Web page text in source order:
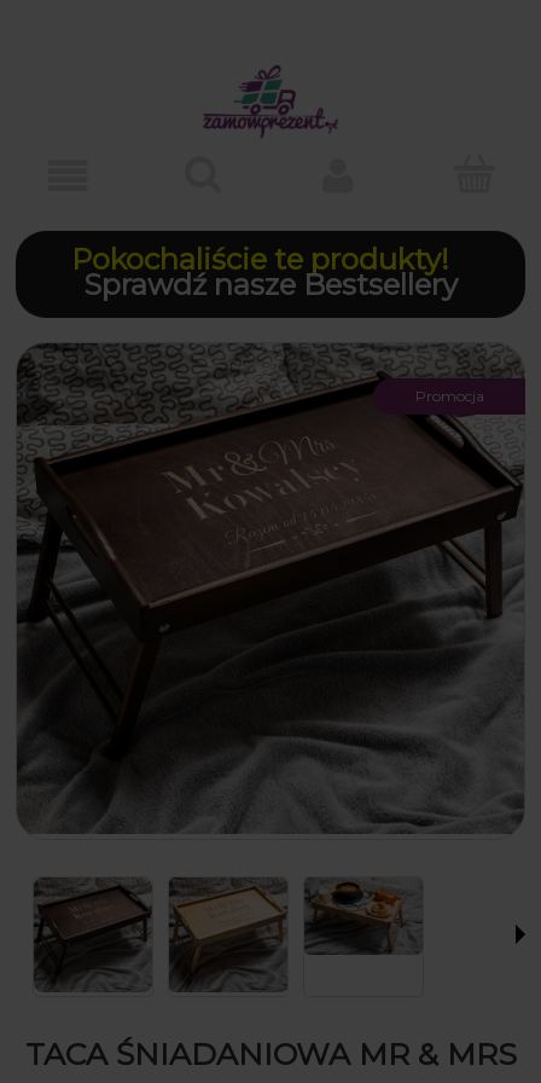
Pokochaliście te produkty!
Sprawdź nasze Bestsellery
Promocja
TACA ŚNIADANIOWA MR & MRS